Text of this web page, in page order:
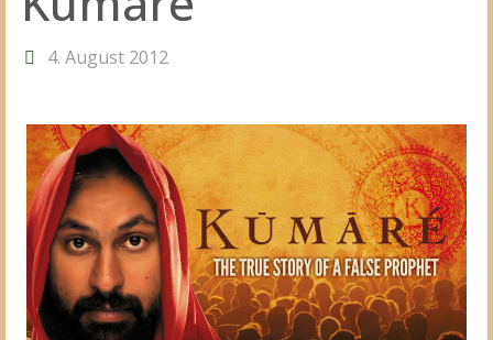
4. August 2012